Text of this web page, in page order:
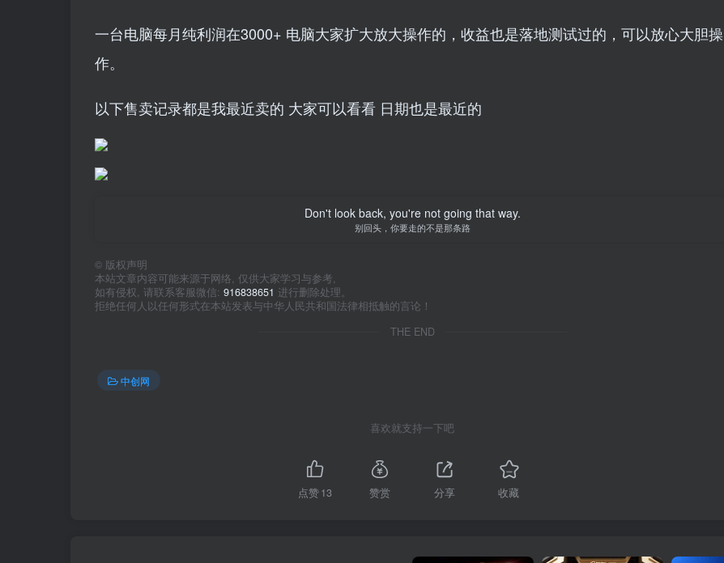
一台电脑每月纯利润在3000+ 电脑大家扩大放大操作的，收益也是落地测试过的，可以放心大胆操
作。
以下售卖记录都是我最近卖的 大家可以看看 日期也是最近的
Don't look back, you're not going that way.
别回头，你要走的不是那条路
© 版权声明
本站文章内容可能来源于网络, 仅供大家学习与参考,
如有侵权, 请联系客服微信: 916838651 进行删除处理。
拒绝任何人以任何形式在本站发表与中华人民共和国法律相抵触的言论！
THE END
中创网
喜欢就支持一下吧
点赞13 赞赏 分享 收藏